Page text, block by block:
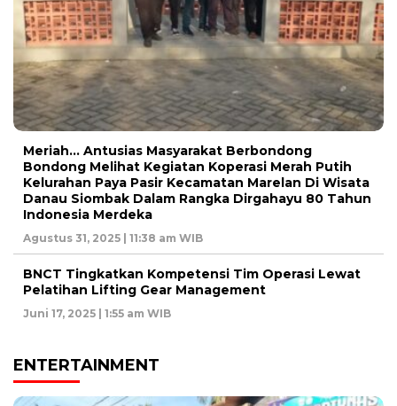
Meriah… Antusias Masyarakat Berbondong
Bondong Melihat Kegiatan Koperasi Merah Putih
Kelurahan Paya Pasir Kecamatan Marelan Di Wisata
Danau Siombak Dalam Rangka Dirgahayu 80 Tahun
Indonesia Merdeka
Agustus 31, 2025 | 11:38 am WIB
BNCT Tingkatkan Kompetensi Tim Operasi Lewat
Pelatihan Lifting Gear Management
Juni 17, 2025 | 1:55 am WIB
ENTERTAINMENT